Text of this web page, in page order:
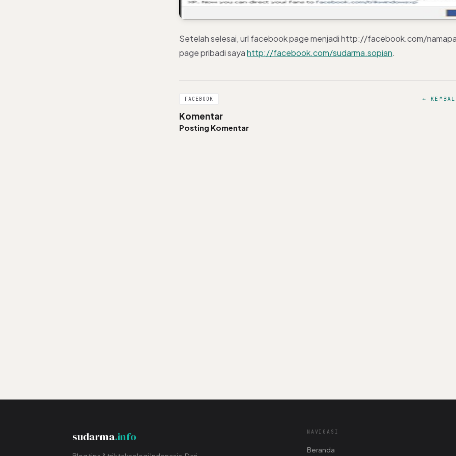
Setelah selesai, url facebook page menjadi http://facebook.com/
page pribadi sayahttp://facebook.com/sudarma.sopian.
FACEBOOK ←
Komentar
Posting Komentar
sudarma.info NAVIGASI
Beranda